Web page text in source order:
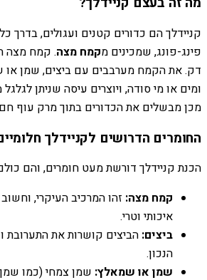
קניידלך הם כדורים קטנים ועגולים, בדרך
פינג-פונג, שמכינים מקמח מצה. קמח מצה
דק. את הקמח מערבבים עם ביצים, שמן או
ומים או מי סודה, ויוצרים עיסה שניתן
מכן מבשלים את הכדורים בתוך מרק עוף
החומרים הדרושים לקניידלך
הכנת קניידלך דורשת מעט חומרים, והם
קמח מצה: זהו המרכיב העיקרי,
איכותי וטרי.
ביצים: הביצים קושרות את התערובת
הנכון.
שמן או שמאלץ: שמן צמחי (כמו שמן